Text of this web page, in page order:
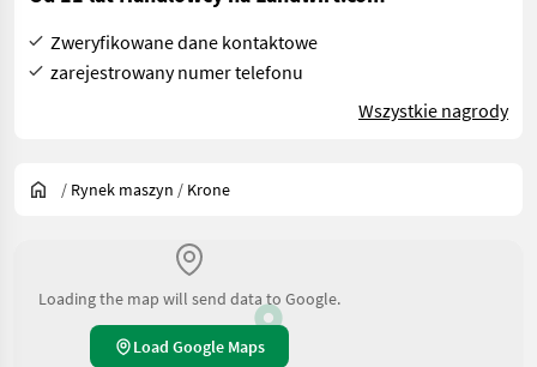
Zweryfikowane dane kontaktowe
zarejestrowany numer telefonu
Wszystkie nagrody
/ Rynek maszyn / Krone
Loading the map will send data to Google.
Load Google Maps